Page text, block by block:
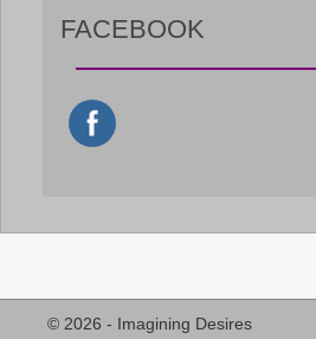
FACEBOOK
© 2026 - Imagining Desires